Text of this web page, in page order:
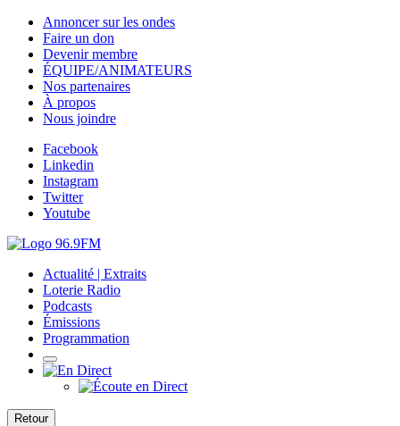
Annoncer sur les ondes
Faire un don
Devenir membre
ÉQUIPE/ANIMATEURS
Nos partenaires
À propos
Nous joindre
Facebook
Linkedin
Instagram
Twitter
Youtube
Actualité | Extraits
Loterie Radio
Podcasts
Émissions
Programmation
Retour